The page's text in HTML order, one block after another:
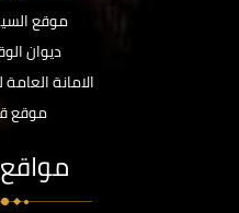
موقع
ديوان
الامانة
موقع